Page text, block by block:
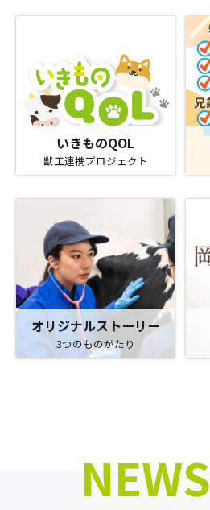
いきものQOL
獣工連携プロジェクト
オリジナルストーリー
3つのものがたり
NEWS